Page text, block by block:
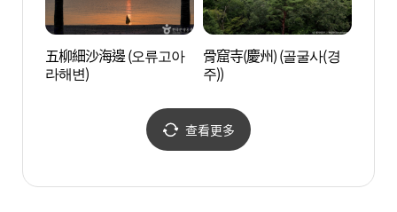
五柳細沙海邊 (오류고아
라해변)
骨窟寺(慶州) (골굴사(경
주))
查看更多